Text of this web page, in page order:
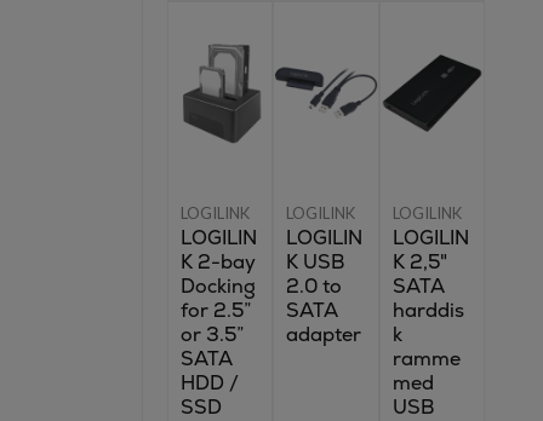
LOGILINK
LOGILIN
K 2-bay
Docking
for 2.5”
or 3.5”
SATA
HDD /
SSD
LOGILINK
LOGILIN
K USB
2.0 to
SATA
adapter
LOGILINK
LOGILIN
K 2,5"
SATA
harddis
k
ramme
med
USB